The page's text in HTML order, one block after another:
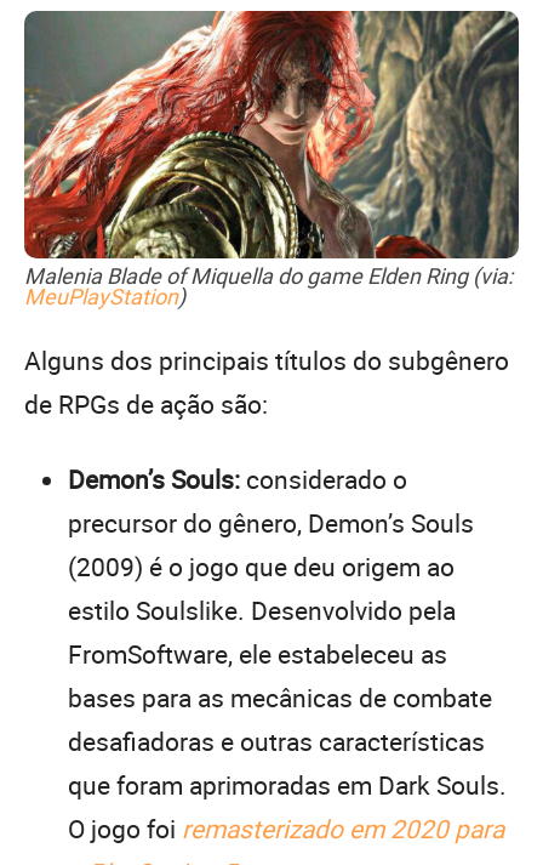
Malenia Blade of Miquella do game Elden Ring (via:
MeuPlayStation)
Alguns dos principais títulos do subgênero
de RPGs de ação são:
Demon’s Souls: considerado o
precursor do gênero, Demon’s Souls
(2009) é o jogo que deu origem ao
estilo Soulslike. Desenvolvido pela
FromSoftware, ele estabeleceu as
bases para as mecânicas de combate
desafiadoras e outras características
que foram aprimoradas em Dark Souls.
O jogo foi remasterizado em 2020 para